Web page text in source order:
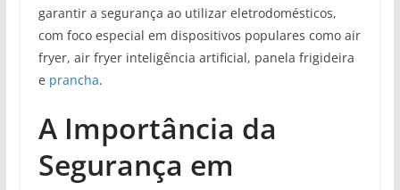
garantir a segurança ao utilizar eletrodomésticos,
com foco especial em dispositivos populares como air
fryer, air fryer inteligência artificial, panela frigideira
e prancha.
A Importância da
Segurança em